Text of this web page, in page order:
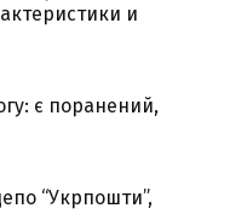
и
є поранений,
“Укрпошти”,